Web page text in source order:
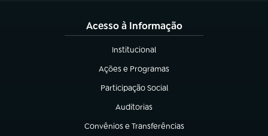
Acesso à Informação
Institucional
(abre em nova aba)
Ações e Programas
(abre em nova aba)
Participação Social
(abre em nova aba)
Auditorias
(abre em nova aba)
Convênios e Transferências
(abre em nova aba)